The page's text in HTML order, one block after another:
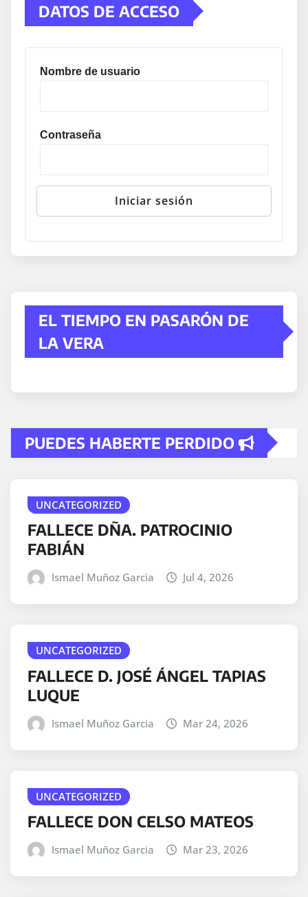
DATOS DE ACCESO
Nombre de usuario
Contraseña
EL TIEMPO EN PASARÓN DE
LA VERA
PUEDES HABERTE PERDIDO
UNCATEGORIZED
FALLECE DÑA. PATROCINIO
FABIÁN
Ismael Muñoz Garcia Jul 4, 2026
UNCATEGORIZED
FALLECE D. JOSÉ ÁNGEL TAPIAS
LUQUE
Ismael Muñoz Garcia Mar 24, 2026
UNCATEGORIZED
FALLECE DON CELSO MATEOS
Ismael Muñoz Garcia Mar 23, 2026